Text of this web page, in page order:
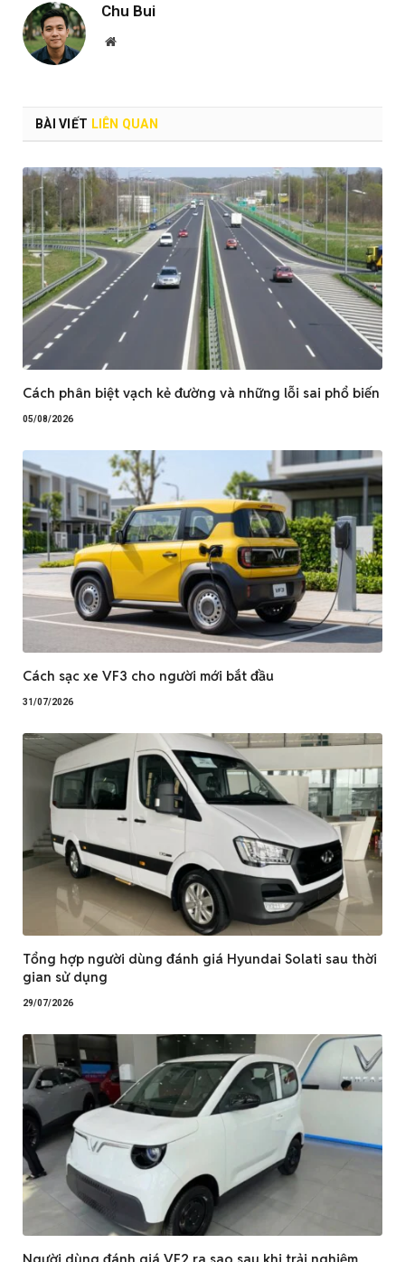
Chu Bui
Website
BÀI VIẾT LIÊN QUAN
Cách phân biệt vạch kẻ đường và những lỗi sai phổ biến
05/08/2026
Cách sạc xe VF3 cho người mới bắt đầu
31/07/2026
Tổng hợp người dùng đánh giá Hyundai Solati sau thời
gian sử dụng
29/07/2026